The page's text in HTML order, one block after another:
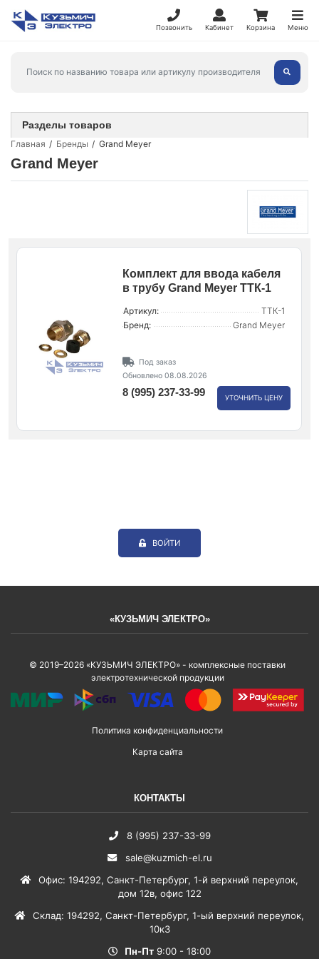
Позвонить Кабинет Корзина Меню
Главная Бренды Grand Meyer
Grand Meyer
Комплект для ввода кабеля
в трубу Grand Meyer ТТК-1
Артикул:
ТТК-1
Бренд:
Grand Meyer
Под заказ
Обновлено 08.08.2026
8 (995) 237-33-99 УТОЧНИТЬ ЦЕНУ
Разделы товаров
ВОЙТИ
«КУЗЬМИЧ ЭЛЕКТРО»
© 2019–2026 «КУЗЬМИЧ ЭЛЕКТРО» - комплексные поставки
электротехнической продукции
Политика конфиденциальности
Карта сайта
КОНТАКТЫ
8 (995) 237-33-99
sale@kuzmich-el.ru
Офис: 194292, Санкт-Петербург, 1-й верхний переулок,
дом 12в, офис 122
Склад: 194292, Санкт-Петербург, 1-ый верхний переулок,
10к3
Пн-Пт 9:00 - 18:00